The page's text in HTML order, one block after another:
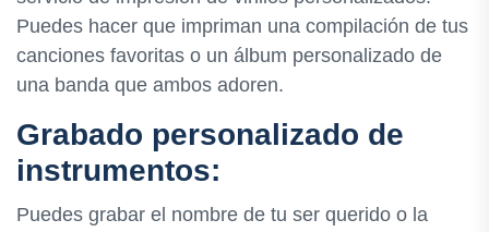
Puedes hacer que impriman una compilación de tus
canciones favoritas o un álbum personalizado de
una banda que ambos adoren.
Grabado personalizado de
instrumentos:
Puedes grabar el nombre de tu ser querido o la